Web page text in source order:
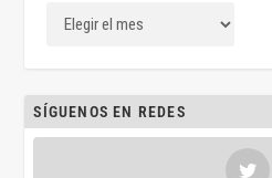
SÍGUENOS EN REDES